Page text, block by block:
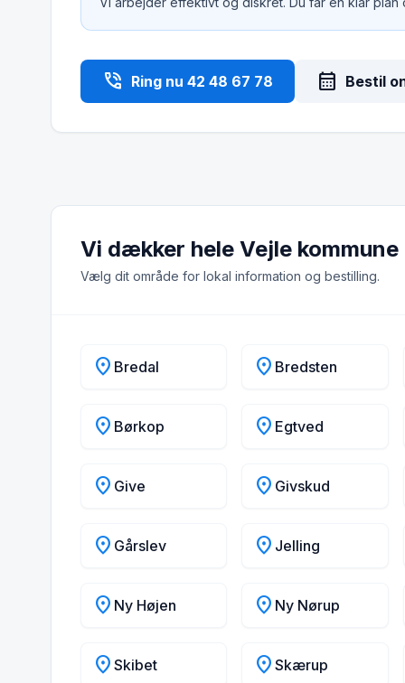
phone_in_talk Ring nu 42 48 67 78 calendar_month Bestil
Vi dækker hele Vejle kommune
Vælg dit område for lokal information og bestilling.
location_on Bredal location_on Bredsten
location_on Børkop location_on Egtved
location_on Give location_on Givskud
location_on Gårslev location_on Jelling
location_on Ny Højen location_on Ny Nørup
location_on Skibet location_onSkærup